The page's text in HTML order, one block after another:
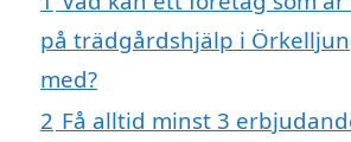
på trädgårdshjälp i
med?
2 Få alltid minst 3